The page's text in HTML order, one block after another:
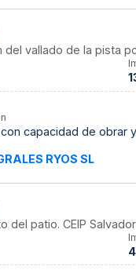
vallado de la pista
capacidad de obrar
RYOS SL
del patio. CEIP